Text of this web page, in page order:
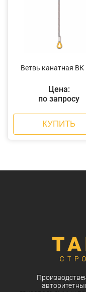
Ветвь канатная ВК
Цена:
по запросу
КУПИТЬ